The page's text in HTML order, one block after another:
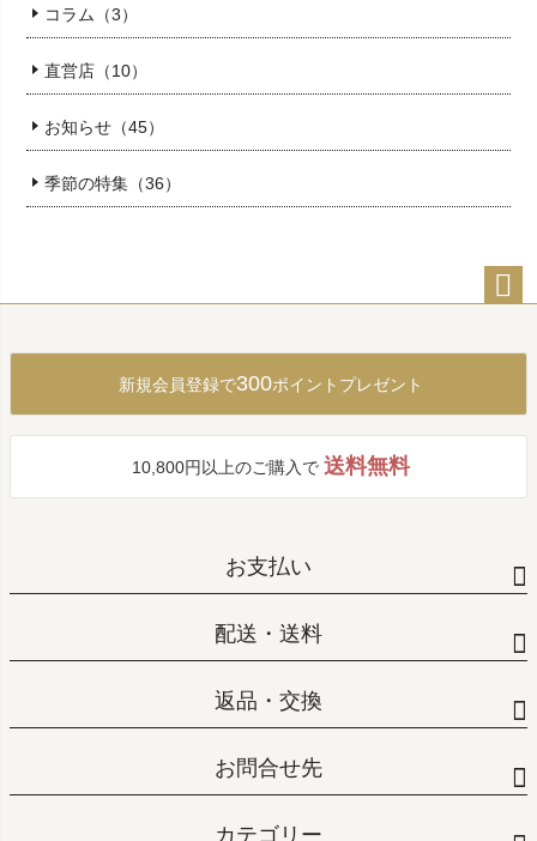
コラム（3）
直営店（10）
お知らせ（45）
季節の特集（36）
新規会員登録で300ポイントプレゼント
10,800円以上のご購入で 送料無料
お支払い
配送・送料
返品・交換
お問合せ先
カテゴリー